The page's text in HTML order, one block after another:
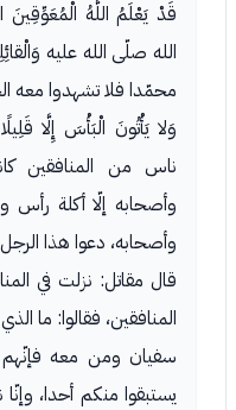
قَدْ يَعْلَمُ اللَّهُ
الله صلّى الله عليه
محمّدا فلا تشهدوا معه
وَلا يَأْتُونَ الْبَأْسَ إِلَّا
ناس من المنافقين
وأصحابه إلّا أكلة رأس
وأصحابه، دعوا هذا
قال مقاتل: نزلت في
المنافقين، فقالوا: ما
سفيان ومن معه
يستبقوا منكم أحدا،